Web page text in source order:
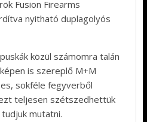
Fusion Firearms
nyitható duplagolyós
közül számomra talán
is szereplő M+M
sokféle fegyverből
teljesen szétszedhettük
mutatni.